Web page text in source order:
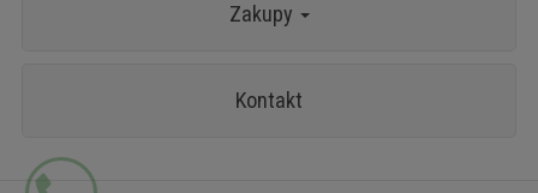
Zakupy
Kontakt